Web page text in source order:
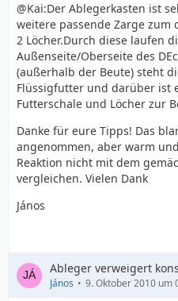
@Kai:Der Ablegerkasten ist
weitere passende Zarge zum
2 Löcher.Durch diese laufen
Außenseite/Oberseite des
(außerhalb der Beute) steht
Flüssigfutter und darüber ist
Futterschale und Löcher zur
Danke für eure Tipps! Das
angenommen, aber warm
Reaktion nicht mit dem
vergleichen. Vielen Dank
János
Ableger verweigert
János 9. Oktober 2010 um